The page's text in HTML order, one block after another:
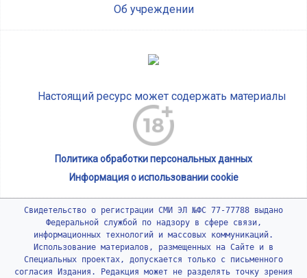
Об учреждении
Настоящий ресурс может содержать материалы
Политика обработки персональных данных
Информация о использовании cookie
Свидетельство о регистрации СМИ ЭЛ №ФС 77-77788 выдано
Федеральной службой по надзору в сфере связи,
информационных технологий и массовых коммуникаций.
Использование материалов, размещенных на Сайте и в
Специальных проектах, допускается только с письменного
согласия Издания. Редакция может не разделять точку зрения